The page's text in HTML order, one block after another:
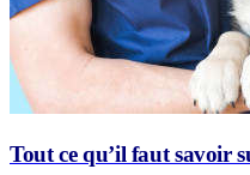
Tout ce qu’il faut savoir